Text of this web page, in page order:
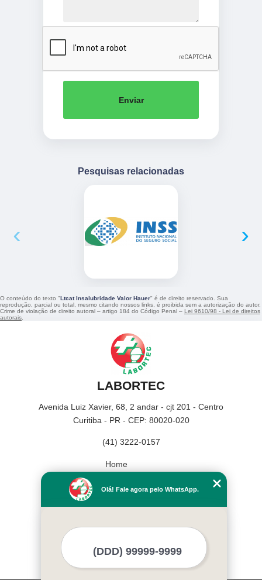
Enviar
Pesquisas relacionadas
‹ ›
O conteúdo do texto "Ltcat Insalubridade Valor Hauer" é de direito reservado. Sua
reprodução, parcial ou total, mesmo citando nossos links, é proibida sem a autorização do autor.
Crime de violação de direito autoral – artigo 184 do Código Penal – Lei 9610/98 - Lei de direitos
autorais.
LABORTEC
Avenida Luiz Xavier, 68, 2 andar - cjt 201 - Centro
Curitiba - PR - CEP: 80020-020
(41) 3222-0157
Home
Missão
Olá! Fale agora pelo WhatsApp.